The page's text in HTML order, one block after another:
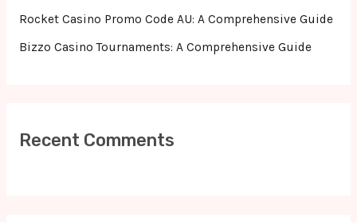
Rocket Casino Promo Code AU: A Comprehensive Guide
Bizzo Casino Tournaments: A Comprehensive Guide
Recent Comments